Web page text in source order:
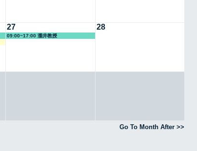
27
09:00~17:00 瀧井教授
28
Go To Month After >>